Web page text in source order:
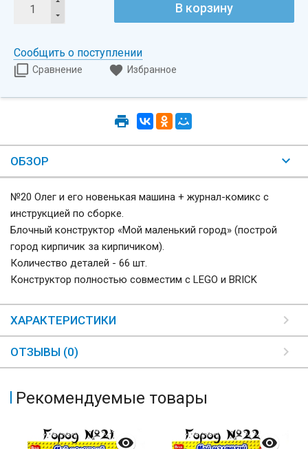
В корзину
Сообщить о поступлении
Сравнение Избранное
ОБЗОР
№20 Олег и его новенькая машина + журнал-комикс с
инструкцией по сборке.
Блочный конструктор «Мой маленький город» (построй
город кирпичик за кирпичиком).
Количество деталей - 66 шт.
Конструктор полностью совместим с LEGO и BRICK
ХАРАКТЕРИСТИКИ
ОТЗЫВЫ (0)
Рекомендуемые товары